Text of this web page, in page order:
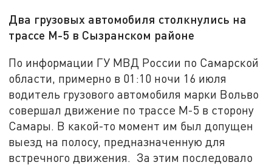
Два грузовых автомобиля столкнулись на
трассе М-5 в Сызранском районе
По информации ГУ МВД России по Самарской
области, примерно в 01:10 ночи 16 июля
водитель грузового автомобиля марки Вольво
совершал движение по трассе М-5 в сторону
Самары. В какой-то момент им был допущен
выезд на полосу, предназначенную для
встречного движения. За этим последовало